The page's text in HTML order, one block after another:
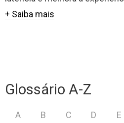
+ Saiba mais
Glossário A-Z
A B C D E